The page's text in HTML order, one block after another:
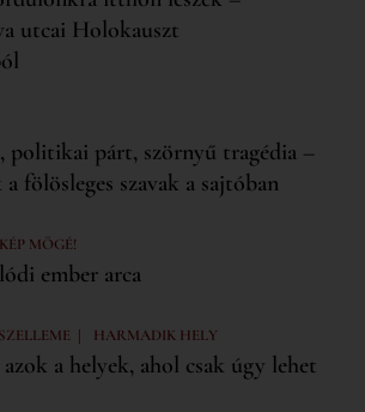
utcai Holokauszt
politikai párt, szörnyű tragédia –
fölösleges szavak a sajtóban
MÖGÉ!
ember arca
| HARMADIK HELY
a helyek, ahol csak úgy lehet